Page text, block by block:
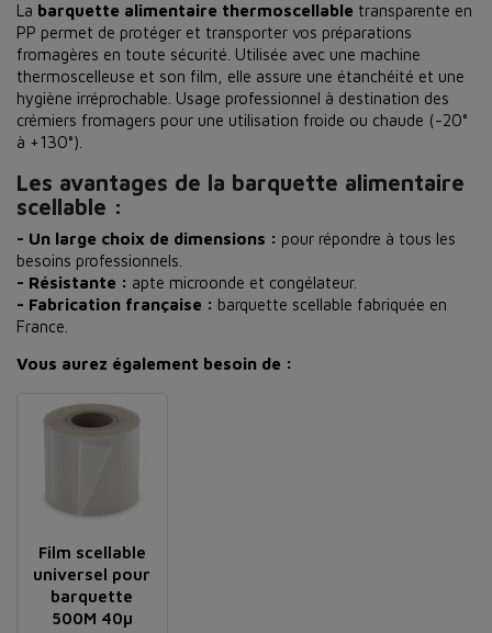
La barquette alimentaire thermoscellable transparente en
PP permet de protéger et transporter vos préparations
fromagères en toute sécurité. Utilisée avec une machine
thermoscelleuse et son film, elle assure une étanchéité et une
hygiène irréprochable. Usage professionnel à destination des
crémiers fromagers pour une utilisation froide ou chaude (-20°
à +130°).
Les avantages de la barquette alimentaire
scellable :
- Un large choix de dimensions : pour répondre à tous les
besoins professionnels.
- Résistante : apte microonde et congélateur.
- Fabrication française : barquette scellable fabriquée en
France.
Vous aurez également besoin de :
Film scellable
universel pour
barquette
500M 40µ